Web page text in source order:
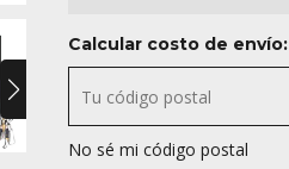
Calcular costo de envío:
No sé mi código postal